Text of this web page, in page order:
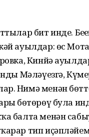
бит инде.
ауылдар: өс
Кинйә
Мәләүезгә,
Нимә менән
бөтөрөү була
балта менән
тип